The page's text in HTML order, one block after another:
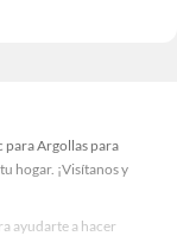
para Argollas para
hogar. ¡Visítanos y
ayudarte a hacer